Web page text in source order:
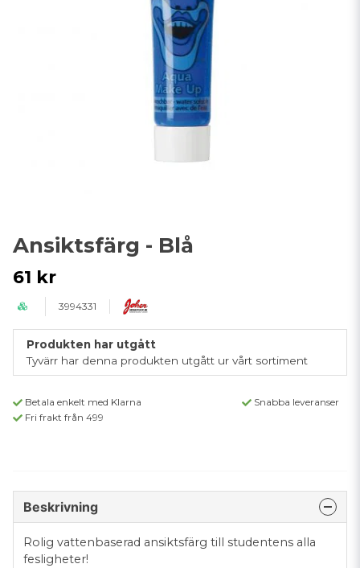
Ansiktsfärg - Blå
61 kr
3994331
Produkten har utgått
Tyvärr har denna produkten utgått ur vårt sortiment
Betala enkelt med Klarna
Snabba leveranser
Fri frakt från 499
Beskrivning
Rolig vattenbaserad ansiktsfärg till studentens alla
fesligheter!